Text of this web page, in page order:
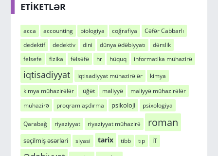
ETİKETLƏR
acca accounting biologiya coğrafiya
Cəfər Cabbarlı
dedektif
dedektiv dini dünya ədəbiyyatı
dərslik
felsefe
fizika fəlsəfə hr hüquq informatika mühazirə
iqtisadiyyat iqtisadiyyat mühazirələr
kimya
kimya mühazirələr
lüğət maliyyə
maliyyə mühazirələr
mühazirə
proqramlaşdırma psikoloji psixologiya
Qarabağ riyaziyyat riyaziyyat mühazirə roman
seçilmiş əsərləri siyasi tarix tibb tıp İT